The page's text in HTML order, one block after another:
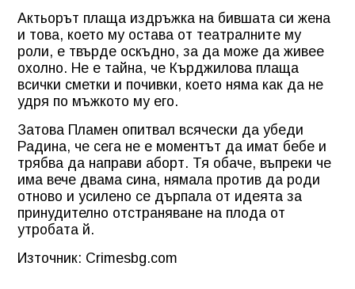
Актьорът плаща издръжка на бившата си жена
и това, което му остава от театралните му
роли, е твърде оскъдно, за да може да живее
охолно. Не е тайна, че Кърджилова плаща
всички сметки и почивки, което няма как да не
удря по мъжкото му его.
Затова Пламен опитвал всячески да убеди
Радина, че сега не е моментът да имат бебе и
трябва да направи аборт. Тя обаче, въпреки че
има вече двама сина, нямала против да роди
отново и усилено се дърпала от идеята за
принудително отстраняване на плода от
утробата й.
Източник: Crimesbg.com